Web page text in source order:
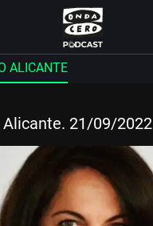
ALICANTE
Alicante. 21/09/2022